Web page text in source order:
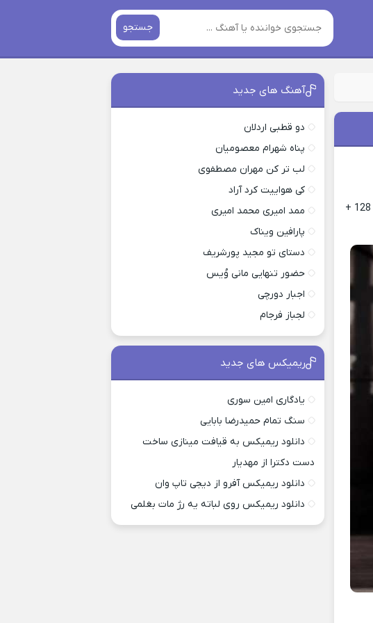
جستجو
با ما باشید با پست ویژه دیگری که برای شما اماده کردیم همراه با دو کیفیت 320 و 128 +
آهنگ های جدید
دو قطبی اردلان
پناه شهرام معصومیان
لب تر کن مهران مصطفوی
کی هواییت کرد آراد
ممد امیری محمد امیری
پارافین ویناک
دستای تو مجید پورشریف
حضور تنهایی مانی وُیس
اجبار دورچی
لجباز فرجام
ریمیکس های جدید
یادگاری امین سوری
سنگ تمام حمیدرضا بابایی
دانلود ریمیکس به قیافت مینازی ساخت
دست دکترا از مهدیار
دانلود ریمیکس آفرو از ديجی تاپ وان
دانلود ریمیکس روی لباته یه رژ مات بغلمی